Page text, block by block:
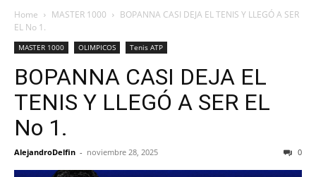
Home MASTER 1000
BOPANNA CASI DEJA EL TENIS Y LLEGÓ A SER
EL No 1.
MASTER 1000 OLIMPICOS Tenis ATP
BOPANNA CASI DEJA EL
TENIS Y LLEGÓ A SER EL
No 1.
AlejandroDelfin - noviembre 28, 2025 0